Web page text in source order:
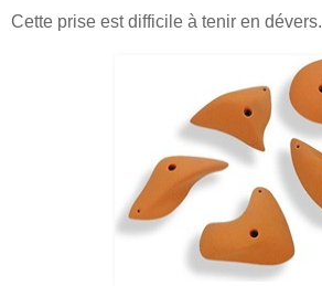
Cette prise est difficile à tenir en dévers.